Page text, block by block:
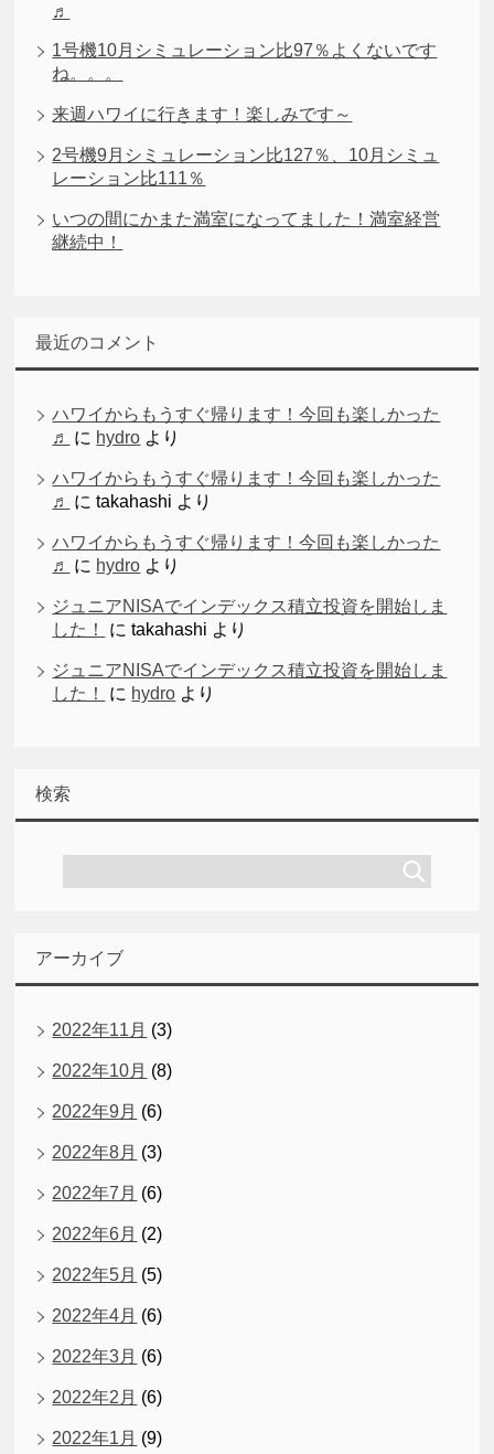
♬
1号機10月シミュレーション比97％よくないです
ね。。。
来週ハワイに行きます！楽しみです～
2号機9月シミュレーション比127％、10月シミュ
レーション比111％
いつの間にかまた満室になってました！満室経営
継続中！
最近のコメント
ハワイからもうすぐ帰ります！今回も楽しかった
♬
に hydro より
ハワイからもうすぐ帰ります！今回も楽しかった
♬
にtakahashi より
ハワイからもうすぐ帰ります！今回も楽しかった
♬
に hydro より
ジュニアNISAでインデックス積立投資を開始しま
した！
にtakahashi より
ジュニアNISAでインデックス積立投資を開始しま
した！
に hydro より
検索
アーカイブ
2022年11月 (3)
2022年10月 (8)
2022年9月 (6)
2022年8月 (3)
2022年7月 (6)
2022年6月 (2)
2022年5月 (5)
2022年4月 (6)
2022年3月 (6)
2022年2月 (6)
2022年1月 (9)